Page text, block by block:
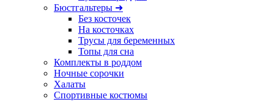
Бюстгальтеры ➜
Без косточек
На косточках
Трусы для беременных
Топы для сна
Комплекты в роддом
Ночные сорочки
Халаты
Спортивные костюмы